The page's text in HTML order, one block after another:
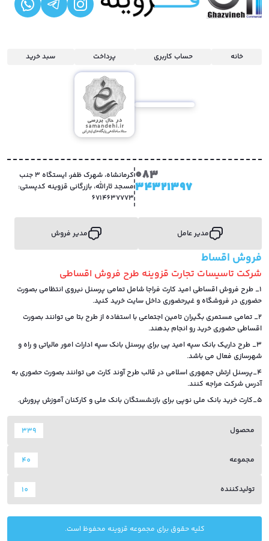
خانه حساب کاربری پرداخت سبد خرید
083
34321397
کرمانشاه، شهرک ظفر، ایستگاه 3 جنب
مسجد ثارالله، بازرگانی قزوینه کدپستی:
6714637773
مدیر عامل مدیر فروش
فروش اقساط
شرکت تاسیسات تجارت قزوینه طرح فروش اقساطی
1_ طرح فروش اقساطی امید کارت فراجا شامل تمامی پرسنل نیروی انتظامی بصورت
حضوری در فروشگاه و غیرحضوری داخل سایت خرید کنید.
2_ تمامی مستمری بگیران تامین اجتماعی با استفاده از طرح بتا می توانند بصورت
اقساطی حضوری خرید رو انجام بدهند.
3_ طرح داریک بانک سپه امید پی برای پرسنل بانک سپه ادارات امور مالیاتی و راه و
شهرسازی فعال می باشد.
4_پرسنل ارتش جمهوری اسلامی در قالب طرح آوند کارت می توانند بصورت حضوری به
آدرس شرکت مراجه کنند.
5_کارت خرید بانک ملی نوپی برای بازنشستگان بانک ملی و کارکنان آموزش پرورش.
339 محصول
40 مجموعه
10 تولیدکننده
کلیه حقوق برای مجموعه قزوینه محفوظ است.